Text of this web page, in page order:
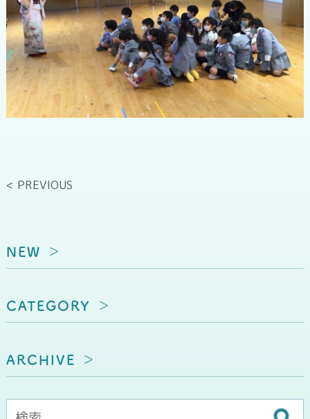
< PREVIOUS
NEW
CATEGORY
ARCHIVE